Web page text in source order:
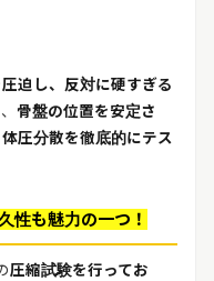
迫し、反対に硬すぎる
骨盤の位置を安定さ
圧分散を徹底的にテス
性も魅力の一つ！
圧縮試験を行ってお